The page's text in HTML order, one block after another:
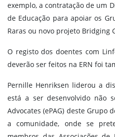
exemplo, a contratação de um
de Educação para apoiar os
Raras ou novo projeto Bridging
O registo dos doentes com
deverão ser feitos na ERN foi
Pernille Henriksen liderou a
está a ser desenvolvido não
Advocates (ePAG) deste Grupo
a comunidade, onde se